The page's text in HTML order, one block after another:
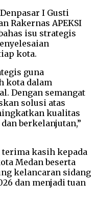
I Gusti
Rakernas APEKSI
isu strategis
kota.
guna
kota dalam
Dengan semangat
solusi atas
kualitas
berkelanjutan,”
terima kasih kepada
Medan beserta
kelancaran sidang
dan menjadi tuan